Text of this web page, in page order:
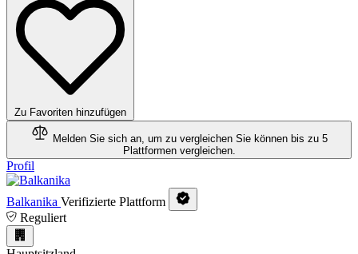
Zu Favoriten hinzufügen
Melden Sie sich an, um zu vergleichen Sie können bis zu 5
Plattformen vergleichen.
Profil
Balkanika Verifizierte Plattform
Reguliert